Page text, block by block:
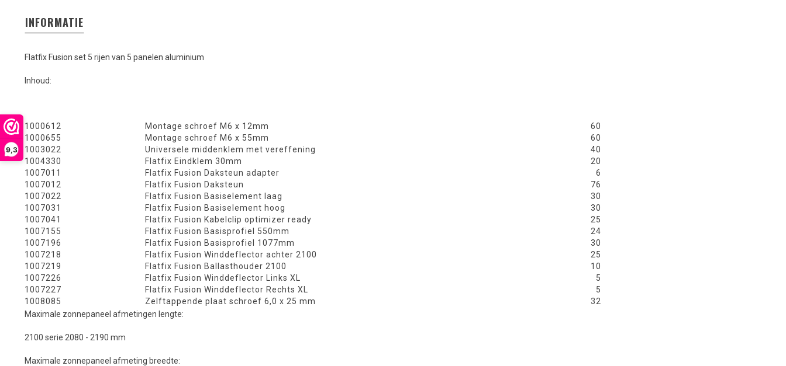
9,3
INFORMATIE
Flatfix Fusion set 5 rijen van 5 panelen aluminium
Inhoud:
1000612 Montage schroef M6 x 12mm
60
1000655
Montage schroef M6 x 55mm
60
1003022
Universele middenklem met vereffening
40
1004330
Flatfix Eindklem 30mm
20
1007011
Flatfix Fusion Daksteun adapter
6
1007012
Flatfix Fusion Daksteun
76
1007022
Flatfix Fusion Basiselement laag
30
1007031
Flatfix Fusion Basiselement hoog
30
1007041
Flatfix Fusion Kabelclip optimizer ready
25
1007155
Flatfix Fusion Basisprofiel 550mm
24
1007196
Flatfix Fusion Basisprofiel 1077mm
30
1007218
Flatfix Fusion Winddeflector achter 2100
25
1007219
Flatfix Fusion Ballasthouder 2100
10
1007226
Flatfix Fusion Winddeflector Links XL
5
1007227
Flatfix Fusion Winddeflector Rechts XL
5
1008085
Zelftappende plaat schroef 6,0 x 25 mm
32
Maximale zonnepaneel afmetingen lengte:
2100 serie 2080 - 2190 mm
Maximale zonnepaneel afmeting breedte: